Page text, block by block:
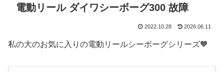
電動リール ダイワシーボーグ300 故障
2022.10.28 2026.06.11
私の大のお気に入りの電動リールシーボーグシリーズ🧡